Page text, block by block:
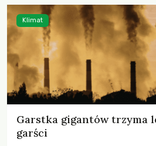
Garstka gigantów trzyma
garści
Klimat